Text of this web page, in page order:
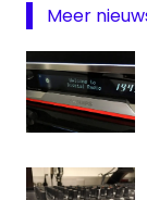
—
voor de
Journalistiek
Meer